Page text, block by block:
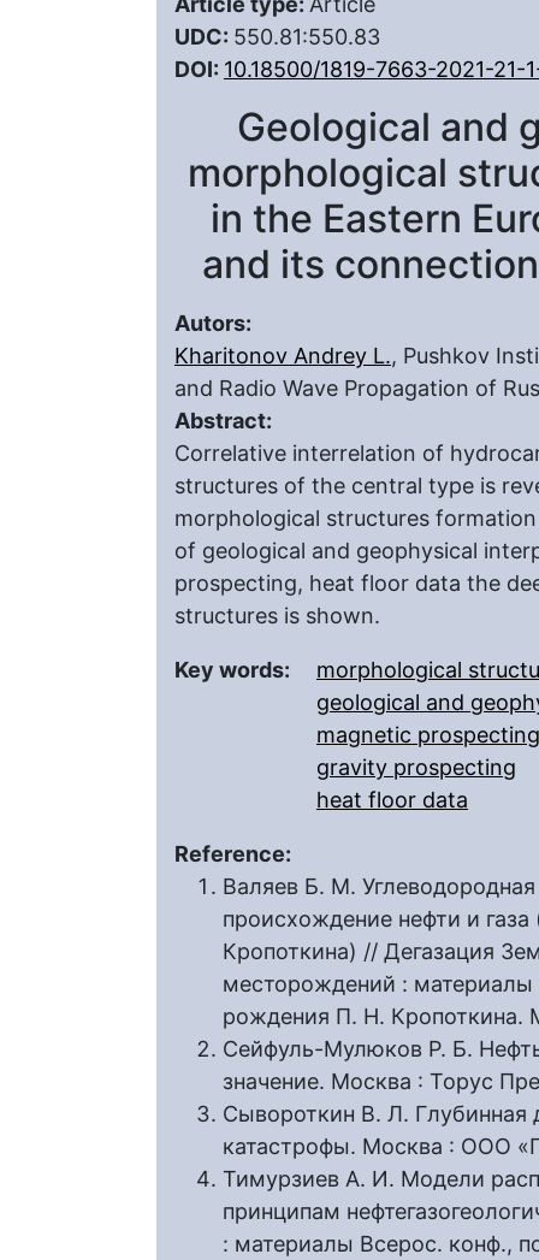
UDC: 550.81:550.83
DOI: 10.18500/1819-7663-2021-21-
Geological and
morphological
in the Eastern
and its
Autors:
Kharitonov Andrey L., Pushkov
and Radio Wave Propagation of
Abstract:
Correlative interrelation of
structures of the central type is
morphological structures
of geological and geophysical
prospecting, heat floor data the
structures is shown.
Key words:
morphological
geological and
magnetic prospecting
gravity prospecting
heat floor data
Reference:
Валяев Б. М.
происхождение нефти и
Кропоткина) // Дегазация
месторождений :
рождения П. Н. Кропоткина.
Сейфуль-Мулюков Р. Б.
значение. Москва : Торус
Сывороткин В. Л. Глубинная
катастрофы. Москва : ООО
Тимурзиев А. И. Модели
принципам
: материалы Всерос. конф.,